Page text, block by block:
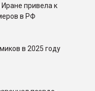
привела к
в РФ
в 2025 году